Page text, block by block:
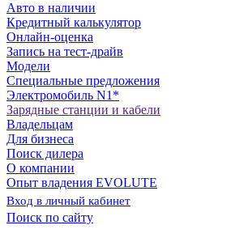
Авто в наличии
Кредитный калькулятор
Онлайн-оценка
Запись на тест-драйв
Модели
Специальные предложения
Электромобиль N1*
Зарядные станции и кабели
Владельцам
Для бизнеса
Поиск дилера
О компании
Опыт владения EVOLUTE
Поиск по сайту
Вход в личный кабинет